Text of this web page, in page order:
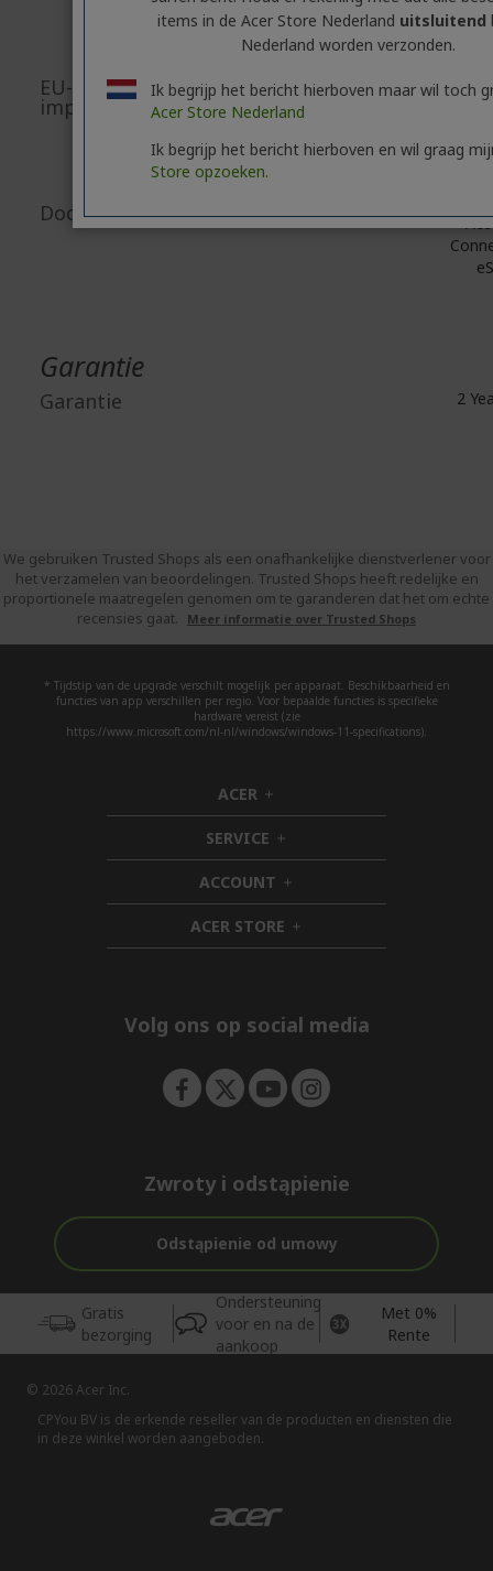
8F, No. 88,
EU-verantwoordelijke/EU-
importeur
Document-/afbeeldingsveiligheid
Garantie
Garantie 2
We gebruiken Trusted Shops als een onafhankelijke dienstverlener voor
het verzamelen van beoordelingen. Trusted Shops heeft redelijke en
proportionele maatregelen genomen om te garanderen dat het om echte
recensies gaat.
Meer informatie over Trusted Shops
* Tijdstip van de upgrade verschilt mogelijk per apparaat. Beschikbaarheid en
functies van app verschillen per regio. Voor bepaalde functies is specifieke
hardware vereist (zie
https://www.microsoft.com/nl-nl/windows/windows-11-specifications).
ACER h
i
d
d
e
n
SERVICE h
i
d
d
e
n
ACCOUNT h
i
d
d
ACER STORE h
i
e
Volg ons op social media
Zwroty i odstąpienie
Odstąpienie od umowy
Gratis
bezorging
Ondersteuning
voor en na de
aankoop
Met 0%
Rente
© 2026 Acer Inc.
CPYou BV is de erkende reseller van de producten en diensten die
in deze winkel worden aangeboden.
items in de Acer Store Nederland uitsluitend
Nederland worden verzonden.
Ik begrijp het bericht hierboven maar wil toch
Acer Store Nederland
Ik begrijp het bericht hierboven en wil graag
Store opzoeken.